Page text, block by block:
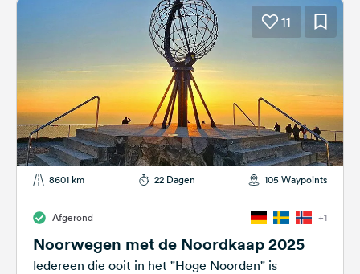
11
8601 km 22 Dagen 105 Waypoints
Afgerond +1
Noorwegen met de Noordkaap 2025
Iedereen die ooit in het "Hoge Noorden" is